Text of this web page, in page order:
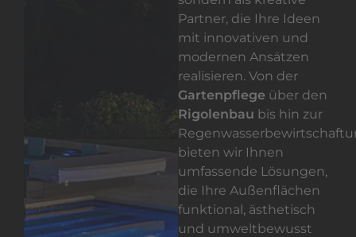
Partner, die Ihre Ideen
mit innovativen und
modernen Ansätzen
realisieren. Von der
Gartenpflege über den
Rigolenbau bis hin zur
bieten wir Ihnen
umfassende Lösungen,
die Ihre Außenflächen
funktional, ästhetisch
und umweltbewusst